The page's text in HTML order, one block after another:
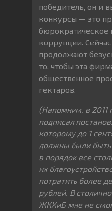
победитель, он и
конкурсы — это
бюрократическое
коррупции.
продолжают
то, чтобы эта
общественное
гектаров.
(Напомним, в 2011 г
подписал
которому до 1
должны были
в порядок все
их
потратить более
рублей. В
ЖКХиБ мне не